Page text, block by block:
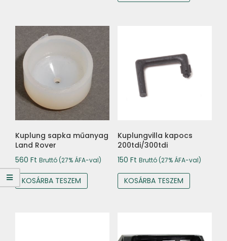
Kuplung sapka műanyag
Land Rover
560 Ft Bruttó (27% ÁFA-val)
KOSÁRBA TESZEM
Kuplungvilla kapocs
200tdi/300tdi
150 Ft Bruttó (27% ÁFA-val)
KOSÁRBA TESZEM